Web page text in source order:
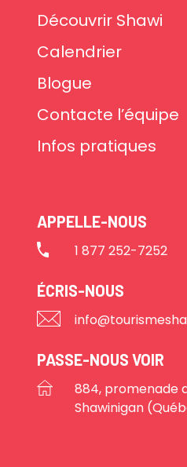
Découvrir Shawi
Calendrier
Blogue
Contacte l’équipe
Infos pratiques
APPELLE-NOUS
1 877 252-7252
ÉCRIS-NOUS
PASSE-NOUS VOIR
884, promenade
Shawinigan